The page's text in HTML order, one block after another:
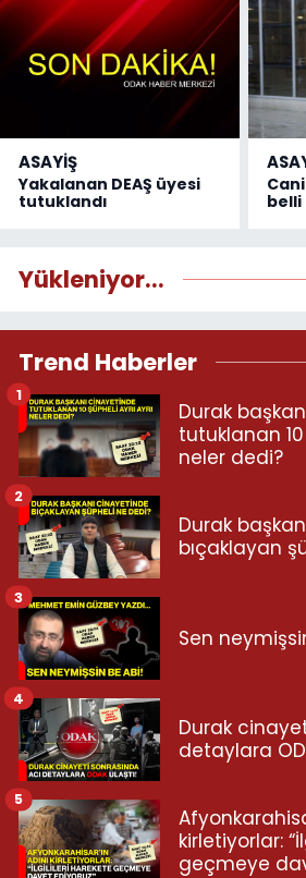
ASAYİŞ
Yakalanan DEAŞ üyesi
tutuklandı
belli
Yükleniyor...
Trend Haberler
Durak
tutuklanan 10
neler dedi?
1
Durak
bıçaklayan
2
Sen
3
Durak
detaylara
4
kirletiyorlar:
geçmeye
5